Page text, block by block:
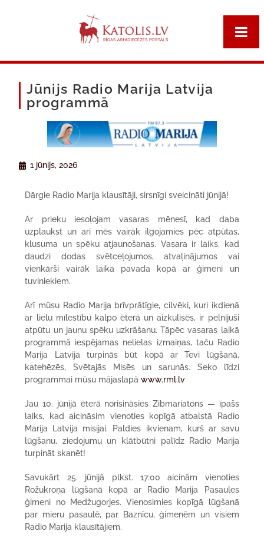
Jūnijs Radio Marija Latvija
programmā
1 jūnijs, 2026
Dārgie Radio Marija klausītāji, sirsnīgi sveicināti jūnijā!
Ar prieku iesoļojam vasaras mēnesī, kad daba
uzplaukst un arī mēs vairāk ilgojamies pēc atpūtas,
klusuma un spēku atjaunošanas. Vasara ir laiks, kad
daudzi dodas svētceļojumos, atvaļinājumos vai
vienkārši vairāk laika pavada kopā ar ģimeni un
tuviniekiem.
Arī mūsu Radio Marija brīvprātīgie, cilvēki, kuri ikdienā
ar lielu mīlestību kalpo ēterā un aizkulisēs, ir pelnījuši
atpūtu un jaunu spēku uzkrāšanu. Tāpēc vasaras laikā
programmā iespējamas nelielas izmaiņas, taču Radio
Marija Latvija turpinās būt kopā ar Tevi lūgšanā,
katehēzēs, Svētajās Misēs un sarunās. Seko līdzi
programmai mūsu mājaslapāwww.rml.lv
Jau 10. jūnijā ēterā norisināsies Zibmariatons — īpašs
laiks, kad aicināsim vienoties kopīgā atbalstā Radio
Marija Latvija misijai. Paldies ikvienam, kurš ar savu
lūgšanu, ziedojumu un klātbūtni palīdz Radio Marija
turpināt skanēt!
Savukārt 25. jūnijā plkst. 17:00 aicinām vienoties
Rožukroņa lūgšanā kopā ar Radio Marija Pasaules
ģimeni no Medžugorjes. Vienosimies kopīgā lūgšanā
par mieru pasaulē, par Baznīcu, ģimenēm un visiem
Radio Marija klausītājiem.